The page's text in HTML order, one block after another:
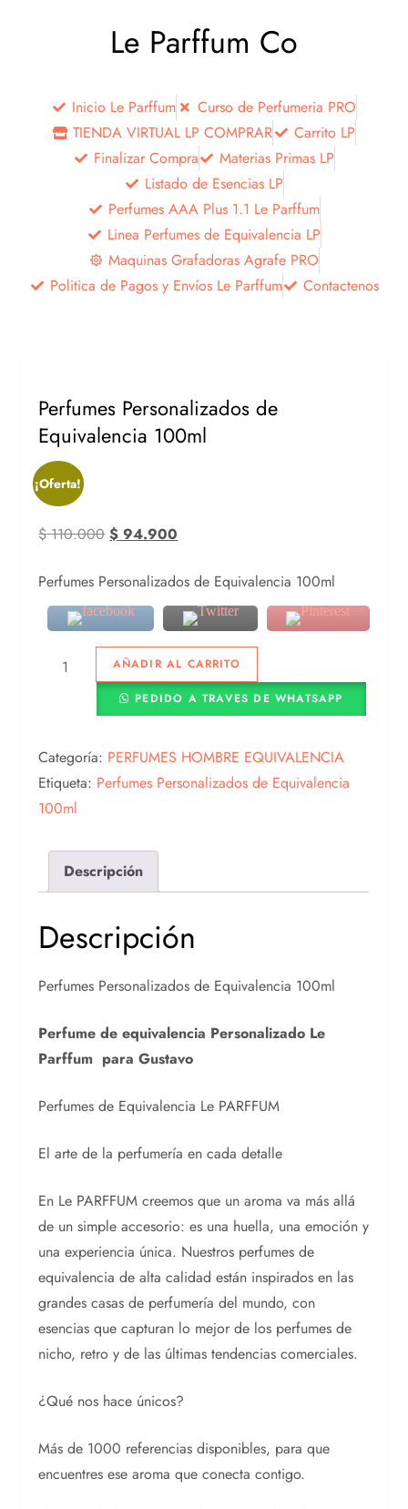
Le Parffum Co
Inicio Le Parffum
Curso de Perfumeria PRO
TIENDA VIRTUAL LP COMPRAR
Carrito LP
Finalizar Compra
Materias Primas LP
Listado de Esencias LP
Perfumes AAA Plus 1.1 Le Parffum
Linea Perfumes de Equivalencia LP
Maquinas Grafadoras Agrafe PRO
Politica de Pagos y Envíos Le Parffum
Contactenos
Perfumes Personalizados de
Equivalencia 100ml
¡Oferta!
$110.000 $ 94.900
Perfumes Personalizados de Equivalencia 100ml
AÑADIR AL CARRITO
PEDIDO A TRAVES DE WHATSAPP
Categoría: PERFUMES HOMBRE EQUIVALENCIA
Etiqueta: Perfumes Personalizados de Equivalencia
100ml
Descripción
Descripción
Perfumes Personalizados de Equivalencia 100ml
Perfume de equivalencia Personalizado Le
Parffum para Gustavo
Perfumes de Equivalencia Le PARFFUM
El arte de la perfumería en cada detalle
En Le PARFFUM creemos que un aroma va más allá
de un simple accesorio: es una huella, una emoción y
una experiencia única. Nuestros perfumes de
equivalencia de alta calidad están inspirados en las
grandes casas de perfumería del mundo, con
esencias que capturan lo mejor de los perfumes de
nicho, retro y de las últimas tendencias comerciales.
¿Qué nos hace únicos?
Más de 1000 referencias disponibles, para que
encuentres ese aroma que conecta contigo.